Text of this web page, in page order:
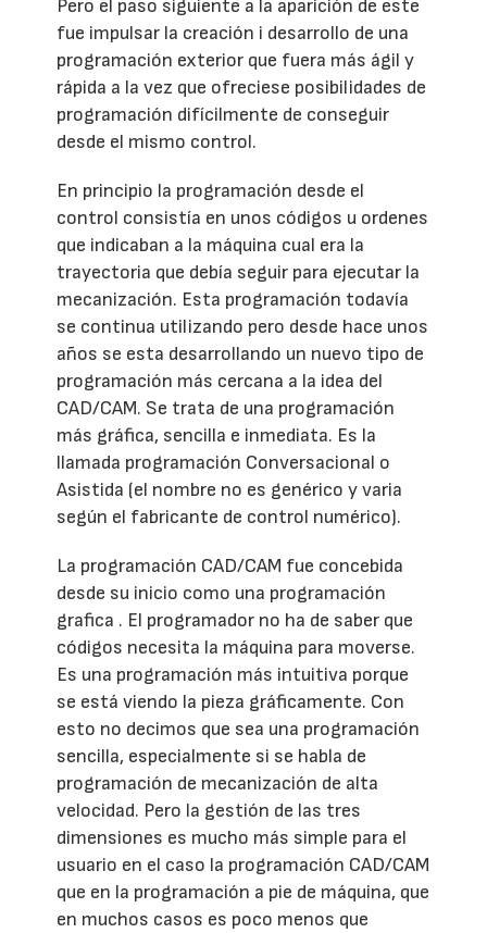
Pero el paso siguiente a la aparición de este
fue impulsar la creación i desarrollo de una
programación exterior que fuera más ágil y
rápida a la vez que ofreciese posibilidades de
programación difícilmente de conseguir
desde el mismo control.
En principio la programación desde el
control consistía en unos códigos u ordenes
que indicaban a la máquina cual era la
trayectoria que debía seguir para ejecutar la
mecanización. Esta programación todavía
se continua utilizando pero desde hace unos
años se esta desarrollando un nuevo tipo de
programación más cercana a la idea del
CAD/CAM. Se trata de una programación
más gráfica, sencilla e inmediata. Es la
llamada programación Conversacional o
Asistida (el nombre no es genérico y varia
según el fabricante de control numérico).
La programación CAD/CAM fue concebida
desde su inicio como una programación
grafica . El programador no ha de saber que
códigos necesita la máquina para moverse.
Es una programación más intuitiva porque
se está viendo la pieza gráficamente. Con
esto no decimos que sea una programación
sencilla, especialmente si se habla de
programación de mecanización de alta
velocidad. Pero la gestión de las tres
dimensiones es mucho más simple para el
usuario en el caso la programación CAD/CAM
que en la programación a pie de máquina, que
en muchos casos es poco menos que